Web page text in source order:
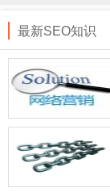
最新SEO知识